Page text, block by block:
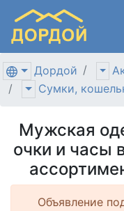
Дордой
Сумки,
Мужская
очки и часы
Объявление